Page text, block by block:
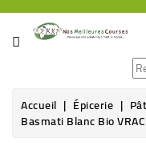
CATÉGORIE
ÉPICERIE
Accueil Épicerie
Basmati Blanc Bio